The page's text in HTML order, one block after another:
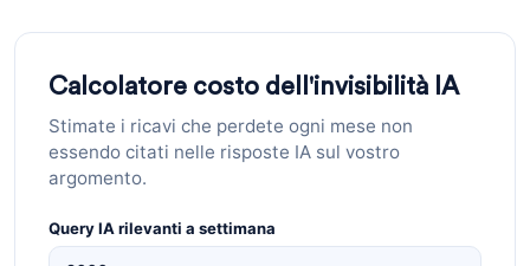
Calcolatore costo dell'invisibilità IA
Stimate i ricavi che perdete ogni mese non
essendo citati nelle risposte IA sul vostro
argomento.
Query IA rilevanti a settimana